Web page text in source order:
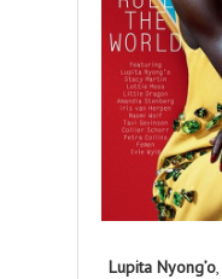
Lupita Nyong’o,